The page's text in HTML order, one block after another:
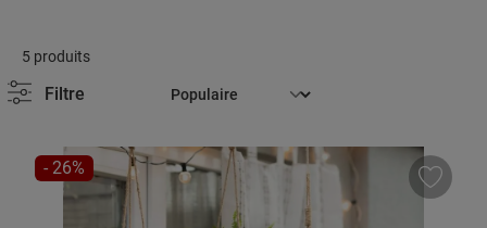
5 produits
Filtre
RÉDUCTION
- 26%